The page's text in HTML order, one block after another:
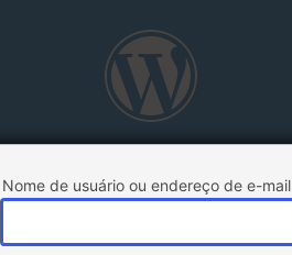
Nome de usuário ou endereço de e-mail